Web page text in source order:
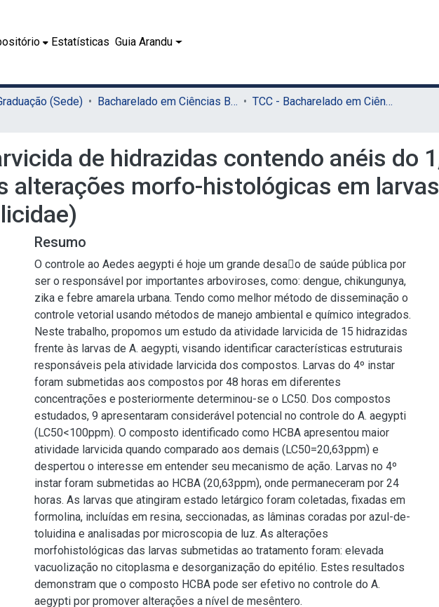
Estatísticas Guia Arandu
(Sede) Bacharelado em Ciências Biológicas (Sede)
TCC - Bacharelado em Ciências Biológicas (Sede)
de hidrazidas contendo anéis do
alterações morfo-histológicas em
Resumo
O controle ao Aedes aegypti é hoje um grande desao de saúde pública por
ser o responsável por importantes arboviroses, como: dengue, chikungunya,
zika e febre amarela urbana. Tendo como melhor método de disseminação o
controle vetorial usando métodos de manejo ambiental e químico integrados.
Neste trabalho, propomos um estudo da atividade larvicida de 15 hidrazidas
frente às larvas de A. aegypti, visando identificar características estruturais
responsáveis pela atividade larvicida dos compostos. Larvas do 4º instar
foram submetidas aos compostos por 48 horas em diferentes
concentrações e posteriormente determinou-se o LC50. Dos compostos
estudados, 9 apresentaram considerável potencial no controle do A. aegypti
(LC50<100ppm). O composto identificado como HCBA apresentou maior
atividade larvicida quando comparado aos demais (LC50=20,63ppm) e
despertou o interesse em entender seu mecanismo de ação. Larvas no 4º
instar foram submetidas ao HCBA (20,63ppm), onde permaneceram por 24
horas. As larvas que atingiram estado letárgico foram coletadas, fixadas em
formolina, incluídas em resina, seccionadas, as lâminas coradas por azul-de-
toluidina e analisadas por microscopia de luz. As alterações
morfohistológicas das larvas submetidas ao tratamento foram: elevada
vacuolização no citoplasma e desorganização do epitélio. Estes resultados
demonstram que o composto HCBA pode ser efetivo no controle do A.
aegypti por promover alterações a nível de mesêntero.